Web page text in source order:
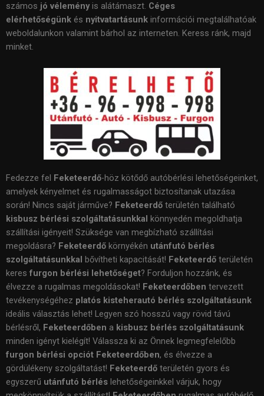
számos jó véleményis alátámaszt. Céges
elérhetőségünk és nyitvatartásunk információi megtalálhatóak
weboldalunkon valamint bárhol az interneten. Keress ránk, majd
minket.
Fedezze fel Feketeerdő-höz kötődő autóbérlési lehetőségeinket,
amelyek kényelmet és rugalmasságot biztosítanak utazása
során! Nincs saját járműve? Feketeerdő területén található
kisbusz bérlési szolgáltatásunkkal könnyedén megoldhatja
szállítási igényeit! Szüksége van megbízható szállítási
megoldásra? Feketeerdő környékén utánfutó bérlés
szolgáltatásunkkal bővítheti kapacitását! Feketeerdő területén
keres furgon bérlési lehetőséget? Forduljon hozzánk, és
élvezze a rugalmas megoldásokat! Feketeerdőben tervezett
tevékenységéhez platós kisteherautó bérlés szolgáltatásunk
ideális választás lehet! Legyen szó hosszú vagy rövid távú
bérlésről, Feketeerdőben a kisbusz bérlés szolgáltatásunk
minden igényt kielégít! Válassza ki az Önnek legmegfelelőbb
furgon bérlési opciót Feketeerdőben, és élvezze a
gördülékeny szolgáltatást! Feketeerdő területén gyors és
egyszerű utánfutó bérlés lehetőségeinkkel várjuk, hogy